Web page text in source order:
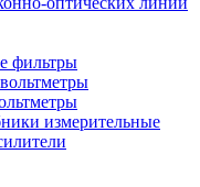
фильтры
измерительные